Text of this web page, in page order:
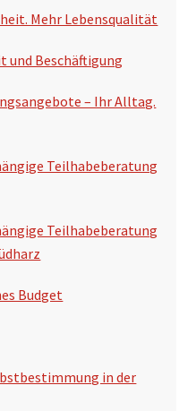
Mehr Lebensqualität
und Beschäftigung
– Ihr Alltag.
Teilhabeberatung
Teilhabeberatung
Budget
in der